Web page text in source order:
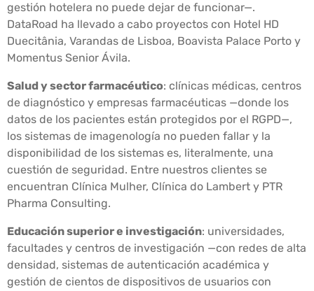
gestión hotelera no puede dejar de funcionar—.
DataRoad ha llevado a cabo proyectos con Hotel HD
Duecitânia, Varandas de Lisboa, Boavista Palace Porto y
Momentus Senior Ávila.
Salud y sector farmacéutico: clínicas médicas, centros
de diagnóstico y empresas farmacéuticas —donde los
datos de los pacientes están protegidos por el RGPD—,
los sistemas de imagenología no pueden fallar y la
disponibilidad de los sistemas es, literalmente, una
cuestión de seguridad. Entre nuestros clientes se
encuentran Clínica Mulher, Clínica do Lambert y PTR
Pharma Consulting.
Educación superior e investigación: universidades,
facultades y centros de investigación —con redes de alta
densidad, sistemas de autenticación académica y
gestión de cientos de dispositivos de usuarios con